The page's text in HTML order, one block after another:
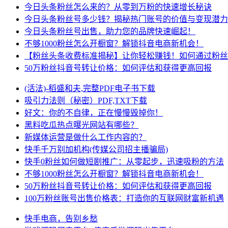
今日头条粉丝怎么来的？从零到万粉的快速增长秘诀
今日头条粉丝号多少钱？揭秘热门账号的价值与变现潜力
今日头条粉丝号出售，助力您的品牌快速崛起！
不够1000粉丝怎么开橱窗？解锁抖音电商新机会！
【粉丝头条收费标准揭秘】让你轻松赚钱！如何通过粉
50万粉丝抖音号转让价格：如何评估和获得更高回报
(活法)-稻盛和夫,完整PDF电子书下载
吸引力法则（秘密）PDF,TXT下载
好文：你的不自律，正在慢慢毁掉你！
黑料吃瓜热点曝光网站有哪些？
新媒体运营是做什么工作内容的？
快手千万别加机构(传媒公司招主播骗局)
快手0粉丝如何做短剧推广：从零起步，迅速吸粉的方法
不够1000粉丝怎么开橱窗？解锁抖音电商新机会！
50万粉丝抖音号转让价格：如何评估和获得更高回报
100万粉丝账号出售价格表：打造你的互联网财富新机遇
快手电商，告别乡愁